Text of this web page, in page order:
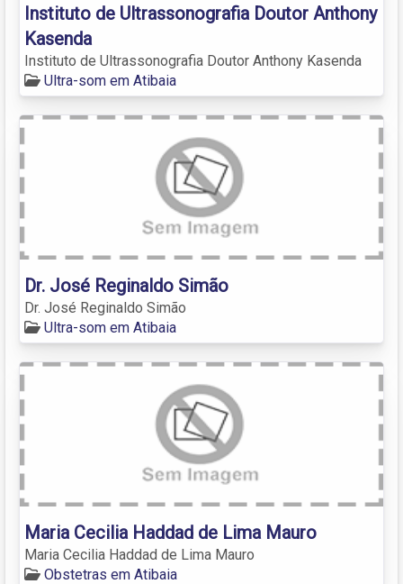
Instituto de Ultrassonografia Doutor Anthony
Kasenda
Instituto de Ultrassonografia Doutor Anthony Kasenda
Ultra-som em Atibaia
Dr. José Reginaldo Simão
Dr. José Reginaldo Simão
Ultra-som em Atibaia
Maria Cecilia Haddad de Lima Mauro
Maria Cecilia Haddad de Lima Mauro
Obstetras em Atibaia